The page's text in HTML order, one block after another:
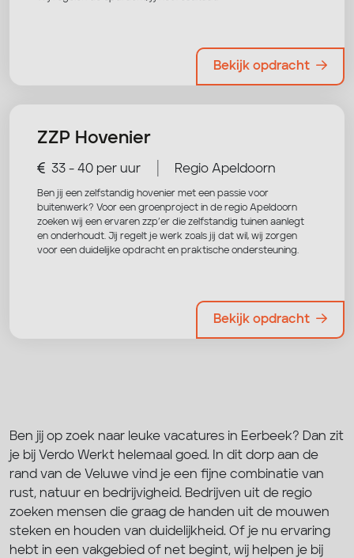
Bekijk opdracht
ZZP Hovenier
33 - 40 per uur Regio Apeldoorn
Ben jij een zelfstandig hovenier met een passie voor
buitenwerk? Voor een groenproject in de regio Apeldoorn
zoeken wij een ervaren zzp’er die zelfstandig tuinen aanlegt
en onderhoudt. Jij regelt je werk zoals jij dat wil, wij zorgen
voor een duidelijke opdracht en praktische ondersteuning.
Bekijk opdracht
Ben jij op zoek naar leuke vacatures in Eerbeek? Dan zit
je bij Verdo Werkt helemaal goed. In dit dorp aan de
rand van de Veluwe vind je een fijne combinatie van
rust, natuur en bedrijvigheid. Bedrijven uit de regio
zoeken mensen die graag de handen uit de mouwen
steken en houden van duidelijkheid. Of je nu ervaring
hebt in een vakgebied of net begint, wij helpen je bij